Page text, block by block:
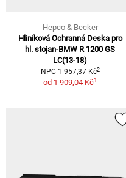
Hepco & Becker
Hliníková Ochranná Deska pro
hl. stojan-BMW R 1200 GS
LC(13-18)
NPC 1 957,37 Kč2
od 1 909,04 Kč1